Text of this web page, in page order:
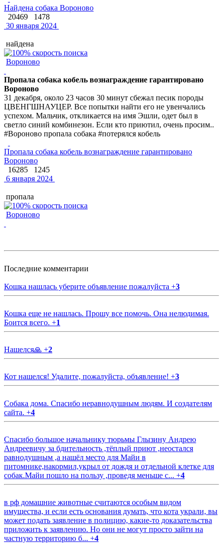
Найдена собака Вороново
20469
1478
30 января 2024
найдена
Вороново
Пропала собака кобель вознаграждение гарантировано
Вороново
31 декабря, около 23 часов 30 минут сбежал песик породы
ЦВЕНГШНАУЦЕР. Все попытки найти его не увенчались
успехом. Мальчик, откликается на имя Эшли, одет был в
светло синий комбинезон. Если кто приютил, очень просим..
#Вороново пропала собака #потерялся кобель
Пропала собака кобель вознаграждение гарантировано
Вороново
16285
1245
6 января 2024
пропала
Вороново
Последние комментарии
Кошка нашлась уберите объявление пожалуйста +3
Кошка еще не нашлась. Прошу все помочь. Она нелюдимая.
Боится всего. +1
Нашелся🙏 +2
Кот нашелся! Удалите, пожалуйста, объявление! +3
Собака дома. Спасибо неравнодушным людям. И создателям
сайта. +4
Спасибо большое начальнику тюрьмы Глызину Андрею
Андреевичу за бдительность ,тёплый приют ,неостался
равнодушным ,а нашёл место для Майи в
питомнике,накормил,укрыл от дождя и отдельной клетке для
собак.Майи пошло на пользу ,проведя меньше с... +4
в рф домашние животные считаются особым видом
имущества, и если есть основания думать, что кота украли, вы
может подать заявление в полицию, какие-то доказательства
приложить к заявлению. Но они не могут просто зайти на
частную территорию б... +4